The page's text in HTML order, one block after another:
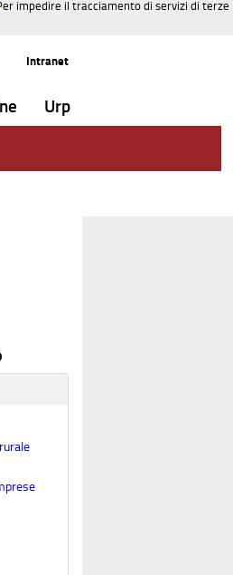
impedire il tracciamento di servizi di terze
Intranet
Urp